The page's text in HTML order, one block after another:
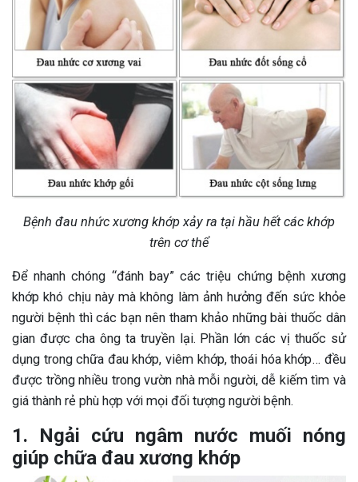
Bệnh đau nhức xương khớp xảy ra tại hầu hết các khớp
trên cơ thể
Để nhanh chóng “đánh bay” các triệu chứng bệnh xương
khớp khó chịu này mà không làm ảnh hưởng đến sức khỏe
người bệnh thì các bạn nên tham khảo những bài thuốc dân
gian được cha ông ta truyền lại. Phần lớn các vị thuốc sử
dụng trong chữa đau khớp, viêm khớp, thoái hóa khớp… đều
được trồng nhiều trong vườn nhà mỗi người, dễ kiếm tìm và
giá thành rẻ phù hợp với mọi đối tượng người bệnh.
1. Ngải cứu ngâm nước muối nóng
giúp chữa đau xương khớp